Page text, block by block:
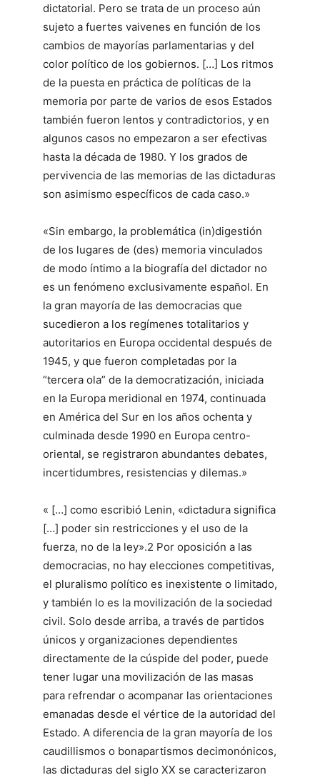
dictatorial. Pero se trata de un proceso aún
sujeto a fuertes vaivenes en función de los
cambios de mayorías parlamentarias y del
color político de los gobiernos. […] Los ritmos
de la puesta en práctica de políticas de la
memoria por parte de varios de esos Estados
también fueron lentos y contradictorios, y en
algunos casos no empezaron a ser efectivas
hasta la década de 1980. Y los grados de
pervivencia de las memorias de las dictaduras
son asimismo específicos de cada caso.»
«Sin embargo, la problemática (in)digestión
de los lugares de (des) memoria vinculados
de modo íntimo a la biografía del dictador no
es un fenómeno exclusivamente español. En
la gran mayoría de las democracias que
sucedieron a los regímenes totalitarios y
autoritarios en Europa occidental después de
1945, y que fueron completadas por la
“tercera ola” de la democratización, iniciada
en la Europa meridional en 1974, continuada
en América del Sur en los años ochenta y
culminada desde 1990 en Europa centro-
oriental, se registraron abundantes debates,
incertidumbres, resistencias y dilemas.»
« […] como escribió Lenin, «dictadura significa
[…] poder sin restricciones y el uso de la
fuerza, no de la ley».2 Por oposición a las
democracias, no hay elecciones competitivas,
el pluralismo político es inexistente o limitado,
y también lo es la movilización de la sociedad
civil. Solo desde arriba, a través de partidos
únicos y organizaciones dependientes
directamente de la cúspide del poder, puede
tener lugar una movilización de las masas
para refrendar o acompanar las orientaciones
emanadas desde el vértice de la autoridad del
Estado. A diferencia de la gran mayoría de los
caudillismos o bonapartismos decimonónicos,
las dictaduras del siglo XX se caracterizaron